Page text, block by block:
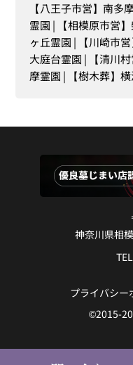
【八王子市営】南多
霊園
【相模原市営
ヶ丘霊園
【川崎市
大庭台霊園
【清川
摩霊園
【樹木葬】
神奈川県相
プライバシー
©2015-